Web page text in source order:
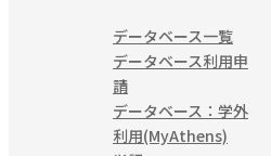
データベース一覧
データベース利用申
請
データベース：学外
利用(MyAthens)